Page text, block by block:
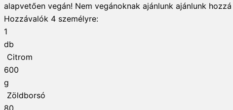
alapvetően vegán! Nem vegánoknak ajánlunk ajánlunk
Hozzávalók 4 személyre:
1
db
Citrom
600
g
Zöldborsó
80